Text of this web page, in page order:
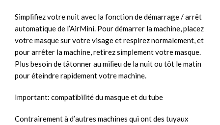
Simplifiez votre nuit avec la fonction de démarrage / arrêt
automatique de l’AirMini. Pour démarrer la machine, placez
votre masque sur votre visage et respirez normalement, et
pour arrêter la machine, retirez simplement votre masque.
Plus besoin de tâtonner au milieu de la nuit ou tôt le matin
pour éteindre rapidement votre machine.
Important: compatibilité du masque et du tube
Contrairement à d’autres machines qui ont des tuyaux